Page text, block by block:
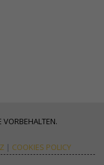
| COOKIES POLICY